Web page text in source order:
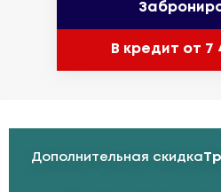
В кредит от 7
Дополнительная скидка